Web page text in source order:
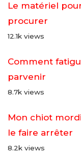
Le matériel
procurer
12.1k views
Comment
parvenir
8.7k views
Mon chiot
le faire arrêter
8.2k views